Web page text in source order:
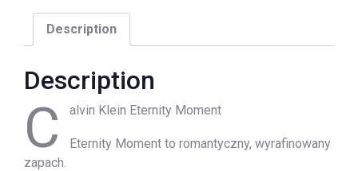
Description
Description
C alvin Klein Eternity Moment
Eternity Moment to romantyczny, wyrafinowany
zapach.